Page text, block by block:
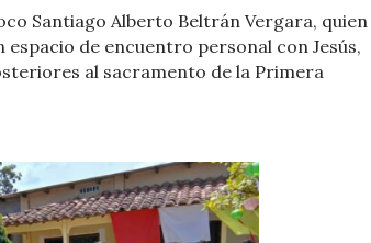
Santiago Alberto Beltrán Vergara, quien
de encuentro personal con Jesús,
al sacramento de la Primera